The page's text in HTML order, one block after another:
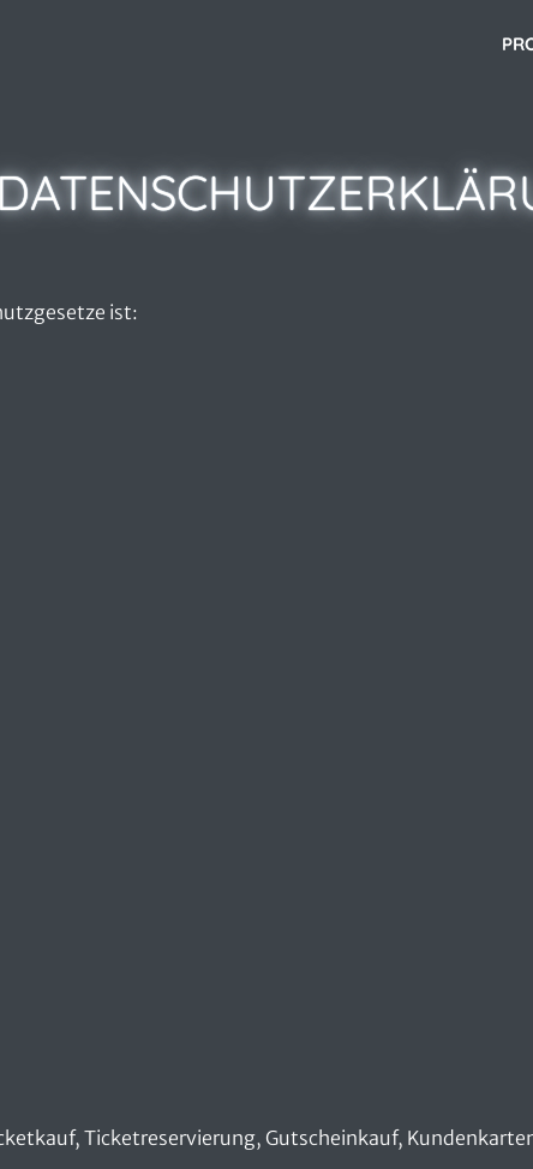
ist:
Ticketreservierung, Gutscheinkauf,